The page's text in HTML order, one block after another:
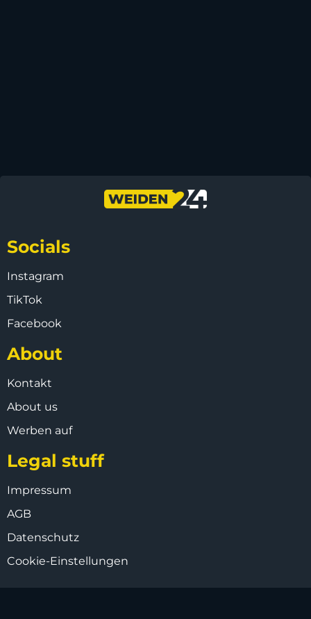
Socials
Instagram
TikTok
Facebook
About
Kontakt
About us
Werben auf
Legal stuff
Impressum
AGB
Datenschutz
Cookie-Einstellungen